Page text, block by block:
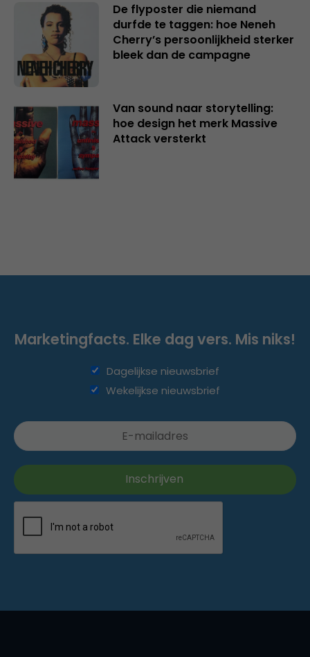
De flyposter die niemand
durfde te taggen: hoe Neneh
Cherry’s persoonlijkheid sterker
bleek dan de campagne
Van sound naar storytelling:
hoe design het merk Massive
Attack versterkt
Marketingfacts. Elke dag vers. Mis niks!
Dagelijkse nieuwsbrief
Wekelijkse nieuwsbrief